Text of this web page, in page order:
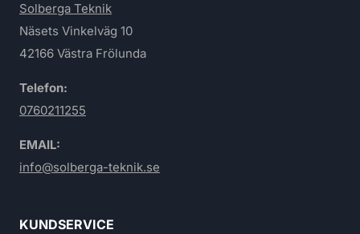
Solberga Teknik
Näsets Vinkelväg 10
42166 Västra Frölunda
Telefon:
0760211255
EMAIL:
info@solberga-teknik.se
KUNDSERVICE